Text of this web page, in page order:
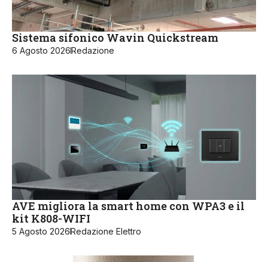
Sistema sifonico Wavin Quickstream
6 Agosto 2026Redazione
AVE migliora la smart home con WPA3 e il
kit K808-WIFI
5 Agosto 2026Redazione Elettro